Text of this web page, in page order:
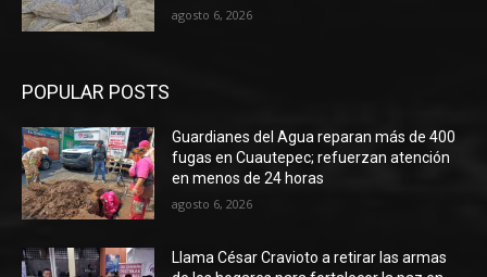
agosto 6, 2026
POPULAR POSTS
Guardianes del Agua reparan más de 400
fugas en Cuautepec; refuerzan atención
en menos de 24 horas
agosto 6, 2026
Llama César Cravioto a retirar las armas